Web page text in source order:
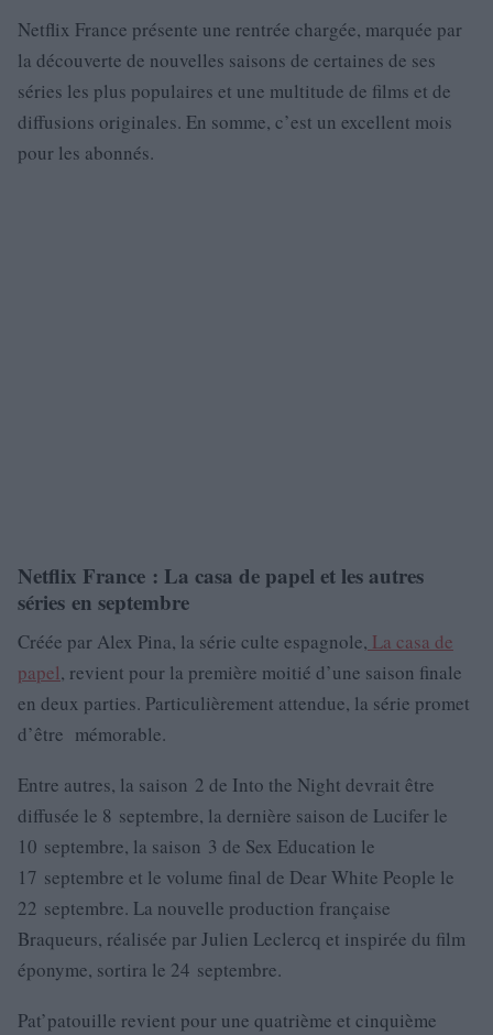
Netflix France présente une rentrée chargée, marquée par
la découverte de nouvelles saisons de certaines de ses
séries les plus populaires et une multitude de films et de
diffusions originales. En somme, c’est un excellent mois
pour les abonnés.
Netflix France : La casa de papel et les autres
séries en septembre
Créée par Alex Pina, la série culte espagnole, La casa de
papel, revient pour la première moitié d’une saison finale
en deux parties. Particulièrement attendue, la série promet
d’être mémorable.
Entre autres, la saison 2 de Into the Night devrait être
diffusée le 8 septembre, la dernière saison de Lucifer le
10 septembre, la saison 3 de Sex Education le
17 septembre et le volume final de Dear White People le
22 septembre. La nouvelle production française
Braqueurs, réalisée par Julien Leclercq et inspirée du film
éponyme, sortira le 24 septembre.
Pat’patouille revient pour une quatrième et cinquième